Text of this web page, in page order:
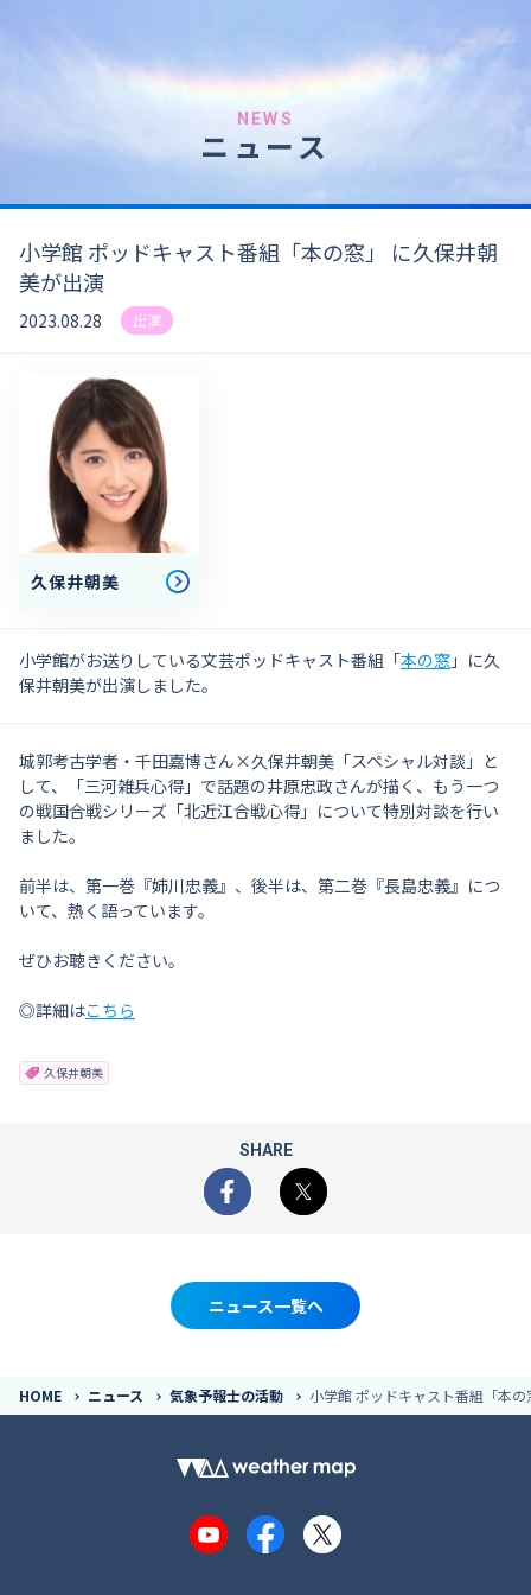
NEWS
ニュース
小学館 ポッドキャスト番組「本の窓」 に久保井朝
美が出演
2023.08.28 出演
久保井朝美
小学館がお送りしている文芸ポッドキャスト番組「本の窓 」に久
保井朝美が出演しました。
城郭考古学者・千田嘉博さん×久保井朝美「スペシャル対談」と
して、「三河雑兵心得」で話題の井原忠政さんが描く、もう一つ
の戦国合戦シリーズ「北近江合戦心得」について特別対談を行い
ました。
前半は、第一巻『姉川忠義』、後半は、第二巻『長島忠義』につ
いて、熱く語っています。
ぜひお聴きください。
◎詳細はこちら
久保井朝美
SHARE
Facebook
X
ニュース一覧へ
HOME ニュース 気象予報士の活動 小学館 ポッドキャスト番組「本
YouTubeFacebook
X